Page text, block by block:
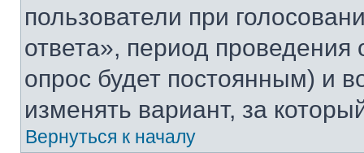
пользователи при
ответа», период проведения
опрос будет постоянным) и
изменять вариант, за
Вернуться к началу